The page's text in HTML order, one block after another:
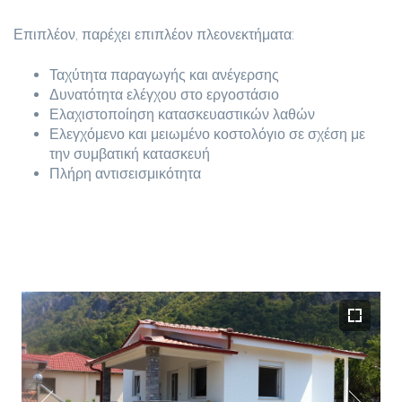
Επιπλέον, παρέχει επιπλέον πλεονεκτήματα:
Ταχύτητα παραγωγής και ανέγερσης
Δυνατότητα ελέγχου στο εργοστάσιο
Ελαχιστοποίηση κατασκευαστικών λαθών
Ελεγχόμενο και μειωμένο κοστολόγιο σε σχέση με
την συμβατική κατασκευή
Πλήρη αντισεισμικότητα